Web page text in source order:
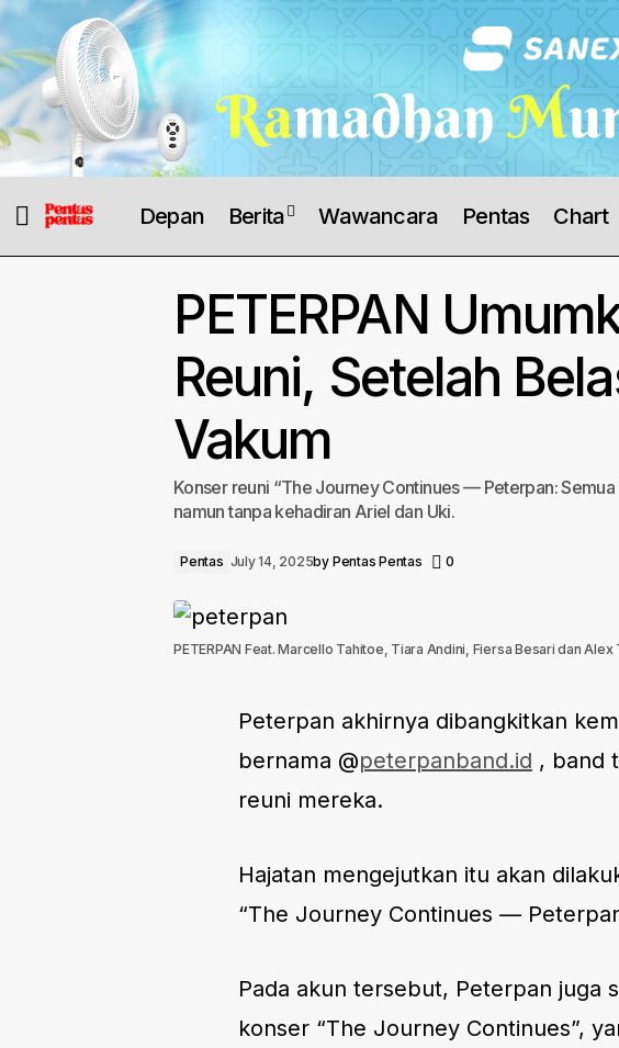
Depan Berita Wawancara Pentas Chart
PETERPAN
Reuni, Setelah
Vakum
Konser reuni “The Journey Continues — Peterpan:
namun tanpa kehadiran Ariel dan Uki.
Pentas July 14, 2025by Pentas Pentas 0
PETERPAN Feat. Marcello Tahitoe, Tiara Andini, Fiersa Besari dan Alex
Peterpan akhirnya dibangkitkan
bernama @peterpanband.id , band
reuni mereka.
Hajatan mengejutkan itu akan
“The Journey Continues —
Pada akun tersebut, Peterpan juga
konser “The Journey Continues”,